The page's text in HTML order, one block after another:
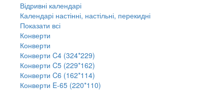
Відривні календарі
Календарі настінні, настільні, перекидні
Показати всі
Конверти
Конверти
Конверти C4 (324*229)
Конверти C5 (229*162)
Конверти C6 (162*114)
Конверти E-65 (220*110)